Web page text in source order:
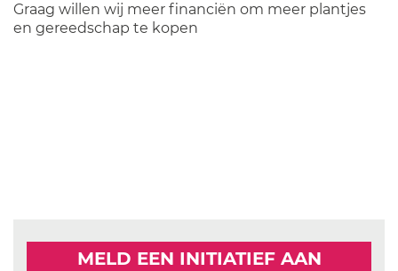
Graag willen wij meer financiën om meer plantjes
en gereedschap te kopen
MELD EEN INITIATIEF AAN